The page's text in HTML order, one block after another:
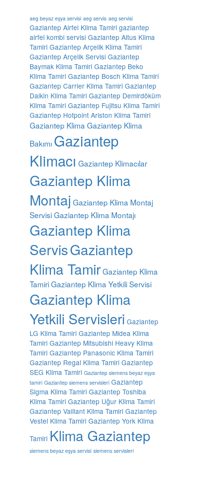
aeg beyaz eşya servisi aeg servis aeg servisi
Gaziantep Airfel Klima Tamiri gaziantep
airfel kombi servisi Gaziantep Altus Klima
Tamiri Gaziantep Arçelik Klima Tamiri
Gaziantep Arçelik Servisi Gaziantep
Baymak Klima Tamiri Gaziantep Beko
Klima Tamiri Gaziantep Bosch Klima Tamiri
Gaziantep Carrier Klima Tamiri Gaziantep
Daikin Klima Tamiri Gaziantep Demirdöküm
Klima Tamiri Gaziantep Fujitsu Klima Tamiri
Gaziantep Hotpoint Ariston Klima Tamiri
Gaziantep Klima Gaziantep Klima
Bakımı Gaziantep
Klimacı Gaziantep Klimacılar
Gaziantep Klima
Montaj Gaziantep Klima Montaj
ServisiGaziantep Klima Montajı
Gaziantep Klima
ServisGaziantep
Klima TamirGaziantep Klima
TamiriGaziantep Klima Yetkili Servisi
Gaziantep Klima
Yetkili Servisleri Gaziantep
LG Klima Tamiri Gaziantep Midea Klima
Tamiri Gaziantep Mitsubishi Heavy Klima
Tamiri Gaziantep Panasonic Klima Tamiri
Gaziantep Regal Klima Tamiri Gaziantep
SEG Klima Tamiri Gaziantep siemens beyaz eşya
tamiri Gaziantep siemens servisleri Gaziantep
Sigma Klima Tamiri Gaziantep Toshiba
Klima Tamiri Gaziantep Uğur Klima Tamiri
Gaziantep Vaillant Klima Tamiri Gaziantep
Vestel Klima Tamiri Gaziantep York Klima
Tamiri Klima Gaziantep
siemens beyaz eşya servisi siemens servisleri